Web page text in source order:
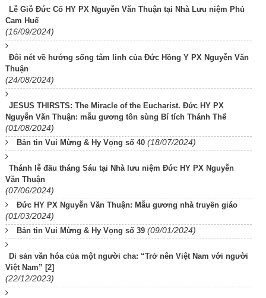
Lễ Giỗ Đức Cố HY PX Nguyễn Văn Thuận tại Nhà Lưu niệm Phủ
Cam Huế
(16/09/2024)
Đôi nét về hướng sống tâm linh của Đức Hồng Y PX Nguyễn Văn
Thuận
(24/08/2024)
JESUS THIRSTS: The Miracle of the Eucharist. Đức HY PX
Nguyễn Văn Thuận: mẫu gương tôn sùng Bí tích Thánh Thể
(01/08/2024)
Bản tin Vui Mừng & Hy Vọng số 40 (18/07/2024)
Thánh lễ đầu tháng Sáu tại Nhà lưu niệm Đức HY PX Nguyễn
Văn Thuận
(07/06/2024)
Đức HY PX Nguyễn Văn Thuận: Mẫu gương nhà truyền giáo
(01/03/2024)
Bản tin Vui Mừng & Hy Vọng số 39 (09/01/2024)
Di sản văn hóa của một người cha: “Trở nên Việt Nam với người
Việt Nam” [2]
(22/12/2023)